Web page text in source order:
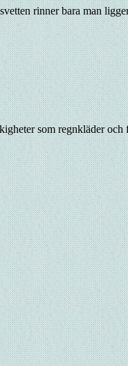
rinner bara man
som regnkläder